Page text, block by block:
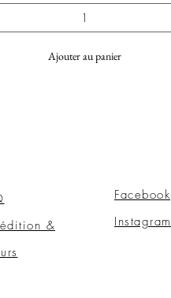
Ajouter au panier
&
Facebook
Instagram